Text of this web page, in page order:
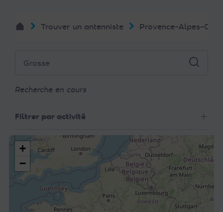
Trouver un antenniste Provence-Alpes-
Recherche en cours
Filtrer par activité
+
−